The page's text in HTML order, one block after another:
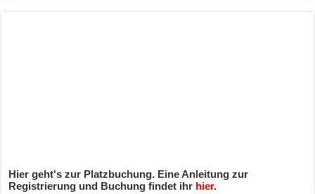
Hier geht's zur Platzbuchung. Eine Anleitung zur
Registrierung und Buchung findet ihr hier.